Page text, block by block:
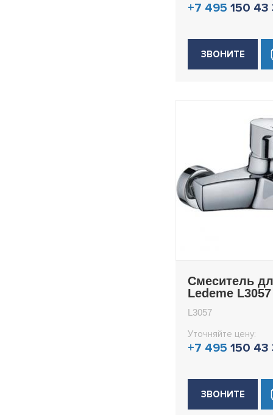
+7 495 150 43
ЗВОНИТЕ
Смеситель
Ledeme L3057
L3057
Уточняйте цену:
+7 495 150 43
ЗВОНИТЕ